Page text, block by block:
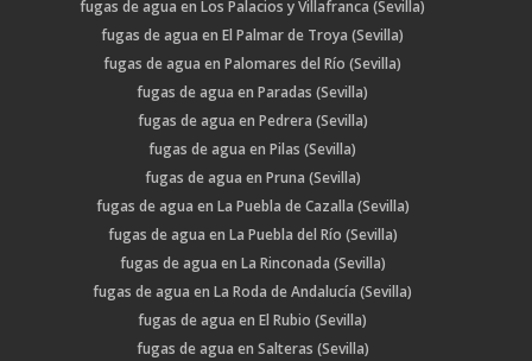
fugas de agua en Los Palacios y Villafranca (Sevilla)
fugas de agua en El Palmar de Troya (Sevilla)
fugas de agua en Palomares del Río (Sevilla)
fugas de agua en Paradas (Sevilla)
fugas de agua en Pedrera (Sevilla)
fugas de agua en Pilas (Sevilla)
fugas de agua en Pruna (Sevilla)
fugas de agua en La Puebla de Cazalla (Sevilla)
fugas de agua en La Puebla del Río (Sevilla)
fugas de agua en La Rinconada (Sevilla)
fugas de agua en La Roda de Andalucía (Sevilla)
fugas de agua en El Rubio (Sevilla)
fugas de agua en Salteras (Sevilla)